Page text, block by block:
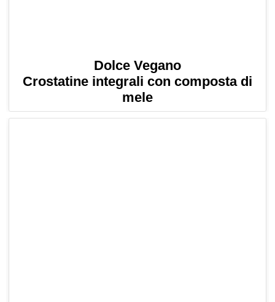
Dolce Vegano
Crostatine integrali con composta di
mele